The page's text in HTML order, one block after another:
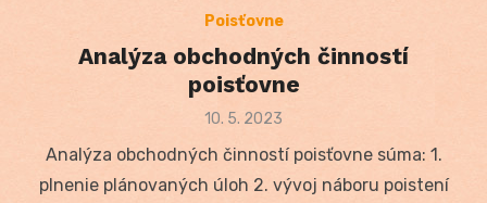
Poisťovne
Analýza obchodných činností
poisťovne
Posted
10. 5. 2023
Analýza obchodných činností poisťovne súma: 1.
plnenie plánovaných úloh 2. vývoj náboru poistení